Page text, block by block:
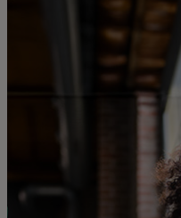
Для вас
Для бизнеса
Для новаторов